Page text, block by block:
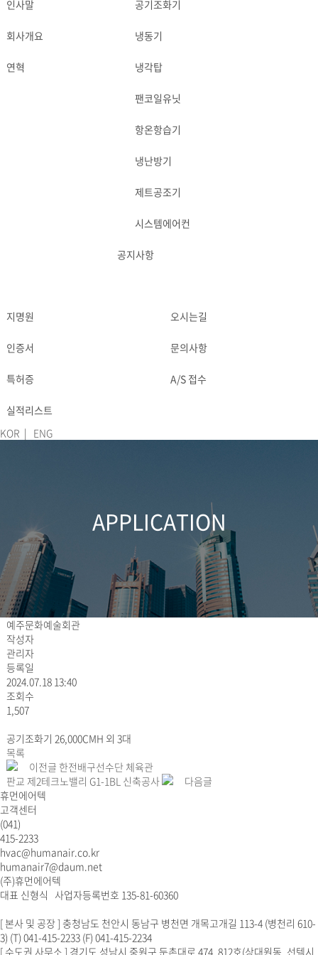
인사말
회사개요
연혁
공기조화기
냉동기
냉각탑
팬코일유닛
항온항습기
냉난방기
제트공조기
시스템에어컨
공지사항
지명원
인증서
특허증
실적리스트
오시는길
문의사항
A/S 접수
KOR | ENG
APPLICATION
예주문화예술회관
작성자
관리자
등록일
2024.07.18 13:40
조회수
1,507
공기조화기 26,000CMH 외 3대
목록
이전글 한전배구선수단 체육관
판교 제2테크노밸리 G1-1BL 신축공사
다음글
휴먼에어텍
고객센터
(041)
415-2233
hvac@humanair.co.kr
humanair7@daum.net
(주)휴먼에어텍
대표 신형식 사업자등록번호 135-81-60360
[ 본사 및 공장 ] 충청남도 천안시 동남구 병천면 개목고개길 113-4 (병천리 610-
3) (T) 041-415-2233 (F) 041-415-2234
[ 수도권 사무소 ] 경기도 성남시 중원구 둔촌대로 474, 812호(상대원동, 선텍시